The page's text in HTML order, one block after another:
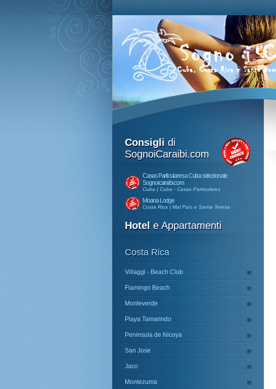
Consigli di
SognoiCaraibi.com
Casas Particulares a Cuba selezionate
Sognoicaraibi.com
Cuba | Cuba - Casas Particulares
Moana Lodge
Costa Rica | Mal Paìs e Santa Teresa
Hotel e Appartamenti
Costa Rica
Villaggi - Beach Club
Flamingo Beach
Monteverde
Playa Tamarindo
Peninsula de Nicoya
San Jose
Jaco
Montezuma